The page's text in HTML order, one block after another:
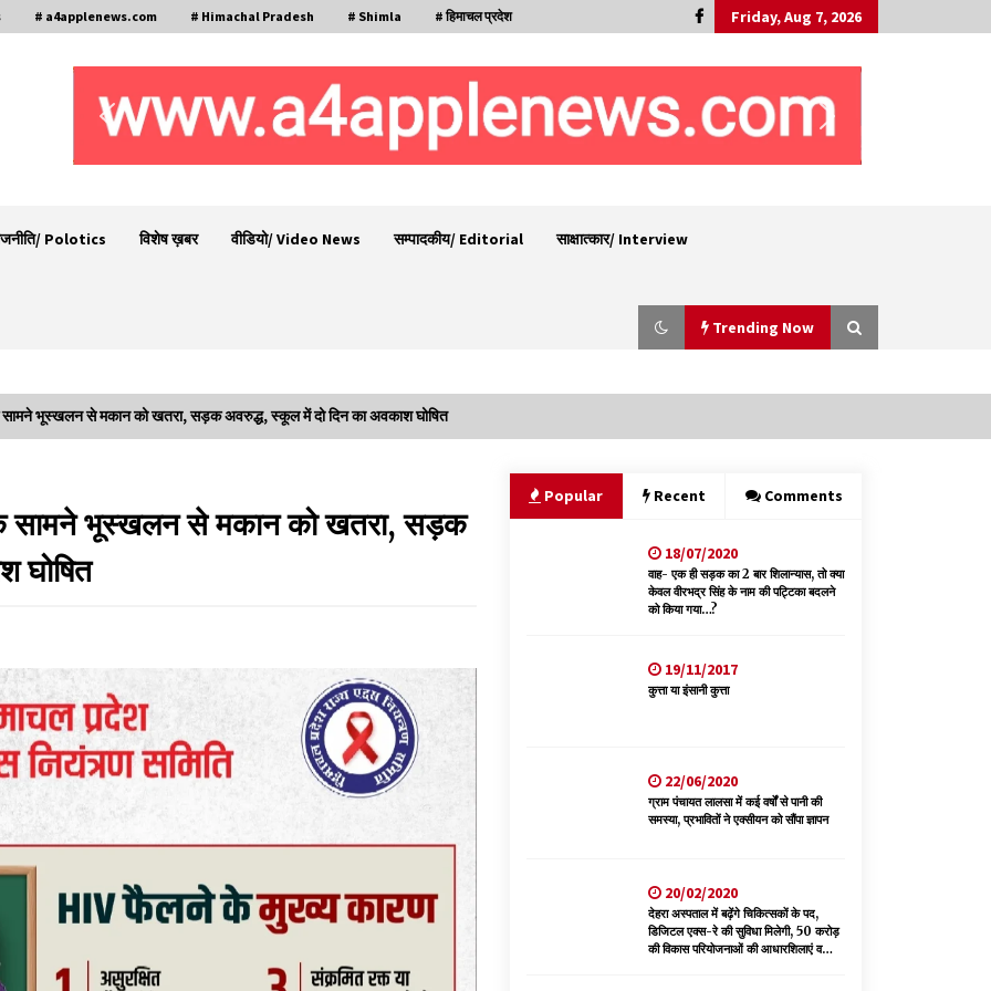
# a4applenews.com # Himachal Pradesh # Shimla # हिमाचल प्रदेश Friday, Aug 7, 2026
Polotics विशेष ख़बर वीडियो/ Video News सम्पादकीय/ Editorial साक्षात्कार/ Interview
Trending Now
06/08/2026
आपदा के दौरान मीडिया संचार एवं सूचना प्रबंधन पर शिमला
में एक दिवसीय ओरिएंटेशन कार्यशाला आयोजित
06/08/2026
नियमितीकरण, शिक्षा निदेशालय ने जारी किया स्पष्टीकरण
05/08/2026
करोड़के सोने के आभूषण बरामद, 7 आरोपी गिरफ्तार
05/08/2026
वन विभाग एवं रेड क्रॉस सोसायटी के संयुक्त तत्वावधान में
शूराला में वृक्षारोपण अभियान आयोजित
शिमला CM आवास ओकओवर घेराव में किया शक्ति प्रदर्शन
05/08/2026
भूस्खलन से मकान को खतरा, सड़क अवरुद्ध, स्कूल में दो दिन का अवकाश घोषित
भूस्खलन से मकान को खतरा, सड़क
घोषित
Popular Recent Comments
18/07/2020
वाह- एक ही सड़क का 2 बार शिलान्यास, तो क्या
केवल वीरभद्र सिंह के नाम की पट्टिका बदलने
को किया गया…?
19/11/2017
कुत्ता या इंसानी कुत्ता
22/06/2020
ग्राम पंचायत लालसा में कई वर्षों से पानी की
समस्या, प्रभावितों ने एक्सीयन को सौंपा ज्ञापन
20/02/2020
देहरा अस्पताल में बढ़ेंगे चिकित्सकों के पद,
डिजिटल एक्स-रे की सुविधा मिलेगी, 50 करोड़
की विकास परियोजनाओं की आधारशिलाएं व